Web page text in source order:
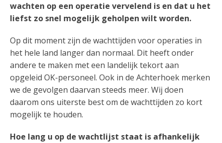
wachten op een operatie vervelend is en dat u het
liefst zo snel mogelijk geholpen wilt worden.
Op dit moment zijn de wachttijden voor operaties in
het hele land langer dan normaal. Dit heeft onder
andere te maken met een landelijk tekort aan
opgeleid OK-personeel. Ook in de Achterhoek merken
we de gevolgen daarvan steeds meer. Wij doen
daarom ons uiterste best om de wachttijden zo kort
mogelijk te houden.
Hoe lang u op de wachtlijst staat is afhankelijk